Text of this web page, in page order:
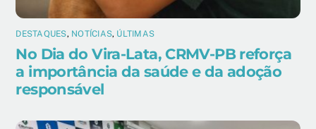
DESTAQUES, NOTÍCIAS, ÚLTIMAS
No Dia do Vira-Lata, CRMV-PB reforça
a importância da saúde e da adoção
responsável